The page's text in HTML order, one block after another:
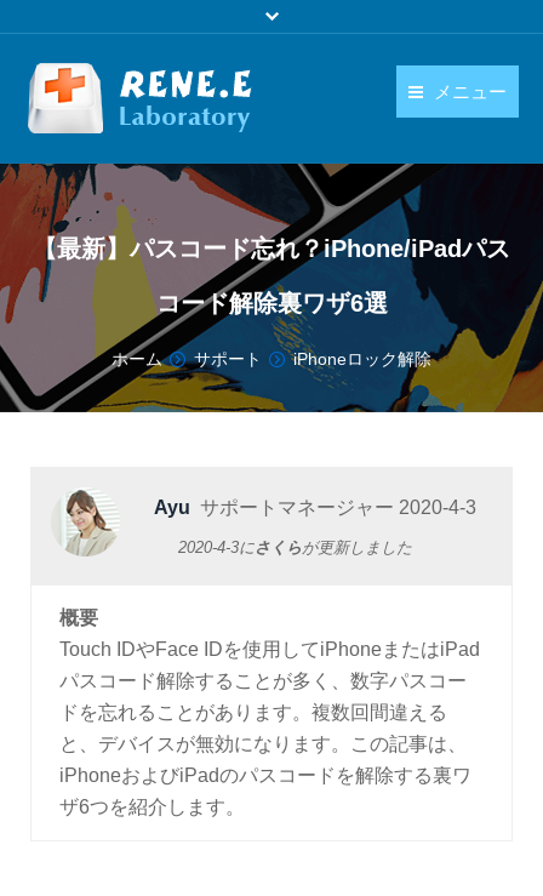
メニュー
製品
ダウンロード
購入
操作ガイド
お問い合わせ
日本語
【最新】パスコード忘れ？iPhone/iPadパス
コード解除裏ワザ6選
You are here:ホーム サポート iPhoneロック解除
Ayu サポートマネージャー 2020-4-3
2020-4-3にさくら が更新しました
概要
Touch IDやFace IDを使用してiPhoneまたはiPad
パスコード解除することが多く、数字パスコー
ドを忘れることがあります。複数回間違える
と、デバイスが無効になります。この記事は、
iPhoneおよびiPadのパスコードを解除する裏ワ
ザ6つを紹介します。